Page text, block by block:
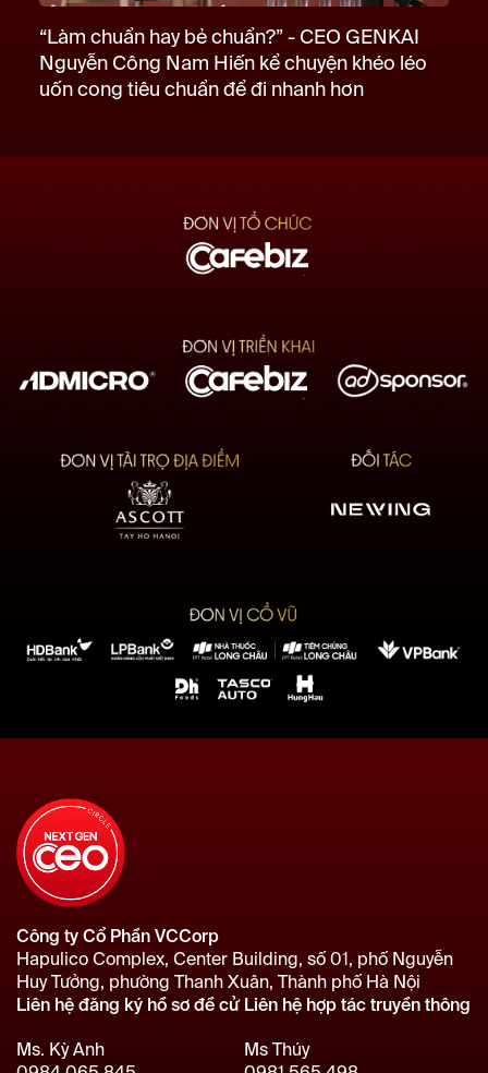
“Làm chuẩn hay bẻ chuẩn?” - CEO GENKAI
Nguyễn Công Nam Hiến kể chuyện khéo léo
uốn cong tiêu chuẩn để đi nhanh hơn
Công ty Cổ Phần VCCorp
Hapulico Complex, Center Building, số 01, phố Nguyễn
Huy Tưởng, phường Thanh Xuân, Thành phố Hà Nội
Liên hệ đăng ký hồ sơ đề cử
Ms. Kỳ Anh
Liên hệ hợp tác truyền thông
Ms Thúy